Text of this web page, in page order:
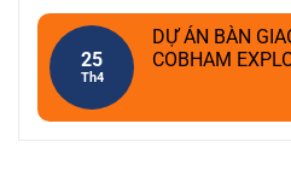
25
Th4
DỰ ÁN BÀN
COBHAM